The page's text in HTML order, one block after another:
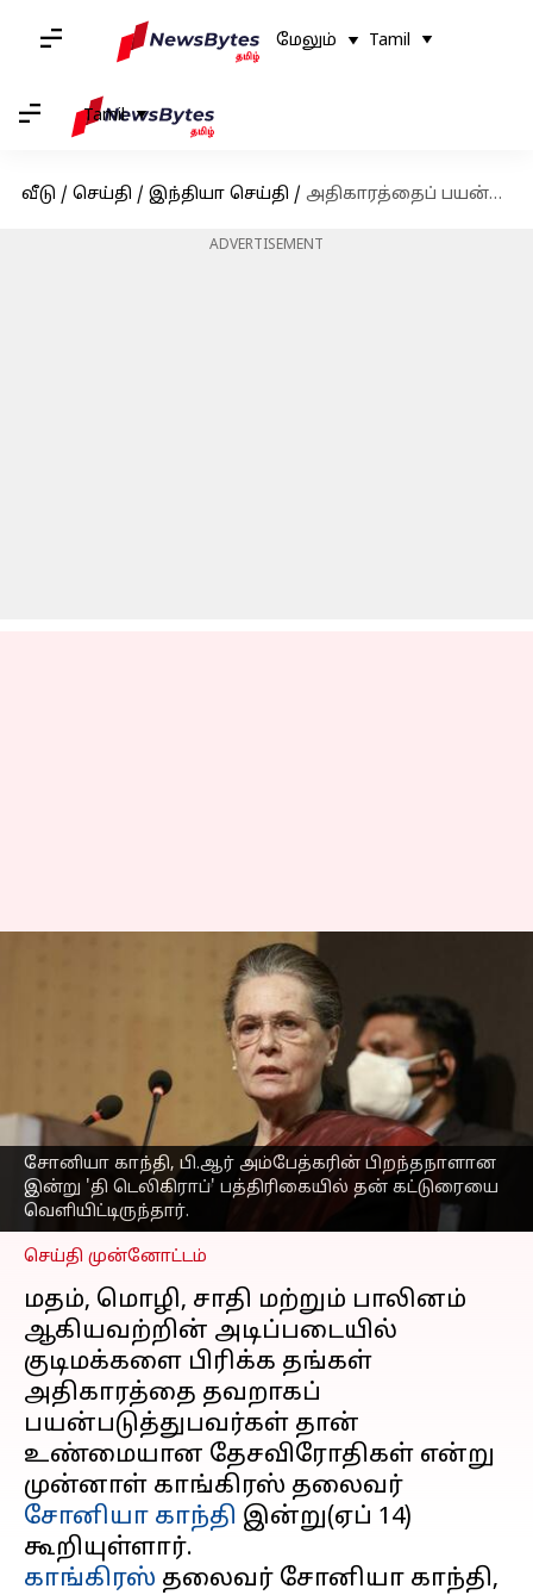
மேலும் Tamil
Tamil
வீடு / செய்தி / இந்தியா செய்தி / அதிகாரத்தைப் பயன்படுத்தி இந்தியர்களைப் பிரிபவர்களே 'ஆன்டி-இந்தியர்கள்': சோனியா காந்தி
ADVERTISEMENT
சோனியா காந்தி, பி.ஆர் அம்பேத்கரின் பிறந்தநாளான
இன்று 'தி டெலிகிராப்' பத்திரிகையில் தன் கட்டுரையை
வெளியிட்டிருந்தார்.
அதிகாரத்தைப்
பயன்படுத்தி
இந்தியர்களைப்
பிரிபவர்களே 'ஆன்டி-
இந்தியர்கள்': சோனியா
காந்தி
எழுதியவர் Sindhuja SM Apr 14, 2023 04:44 pm
செய்தி முன்னோட்டம்
மதம், மொழி, சாதி மற்றும் பாலினம்
ஆகியவற்றின் அடிப்படையில்
குடிமக்களை பிரிக்க தங்கள்
அதிகாரத்தை தவறாகப்
பயன்படுத்துபவர்கள் தான்
உண்மையான தேசவிரோதிகள் என்று
முன்னாள் காங்கிரஸ் தலைவர்
சோனியா காந்தி இன்று(ஏப் 14)
காங்கிரஸ் தலைவர் சோனியா காந்தி,